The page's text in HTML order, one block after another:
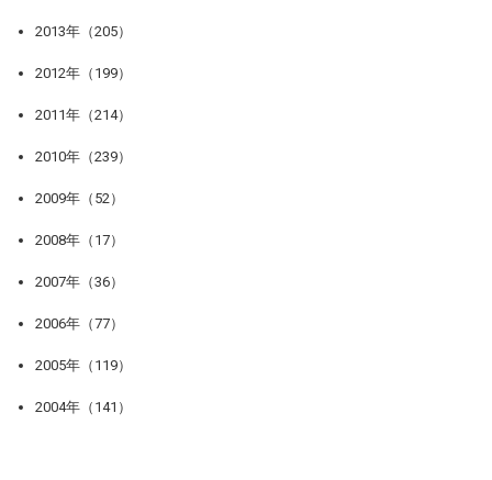
2013年（205）
2012年（199）
2011年（214）
2010年（239）
2009年（52）
2008年（17）
2007年（36）
2006年（77）
2005年（119）
2004年（141）